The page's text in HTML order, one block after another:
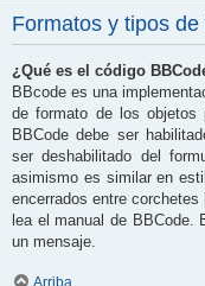
Formatos y tipos de
¿Qué es el código
BBcode es una
de formato de los objetos
BBCode debe ser
ser deshabilitado del
asimismo es similar en
encerrados entre
lea el manual de BBCode.
un mensaje.
Arriba